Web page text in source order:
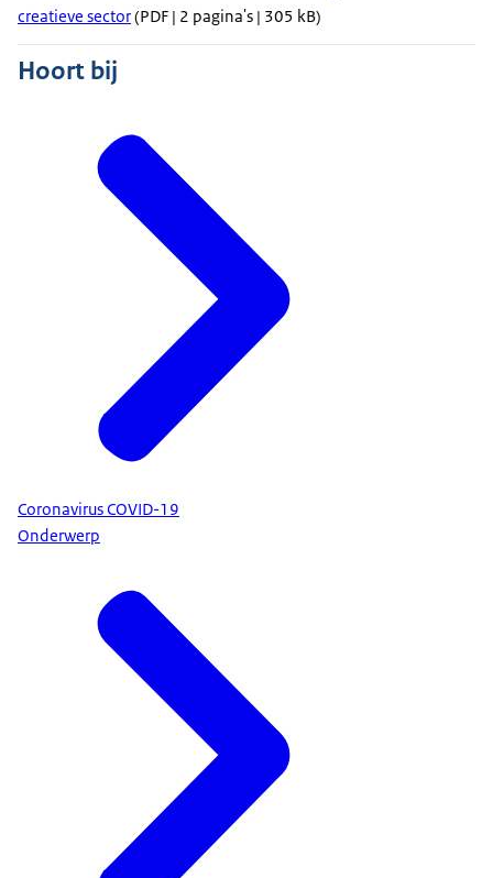
creatieve sector(PDF | 2 pagina's | 305 kB)
Hoort bij
Coronavirus COVID-19
Onderwerp